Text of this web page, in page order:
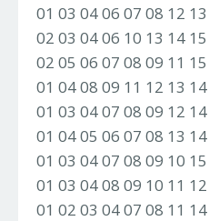
01 03 04 06 07 08 12
02 03 04 06 10 13 14
02 05 06 07 08 09 11
01 04 08 09 11 12 13
01 03 04 07 08 09 12
01 04 05 06 07 08 13
01 03 04 07 08 09 10
01 03 04 08 09 10 11
01 02 03 04 07 08 11